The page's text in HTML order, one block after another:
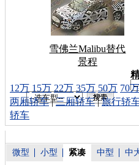
雪佛兰Malibu替代
景程
12万 15万 22万 35万 50万 70
两厢轿车|三厢轿车|旅行轿
轿车
微型 小型 紧凑 中型 中